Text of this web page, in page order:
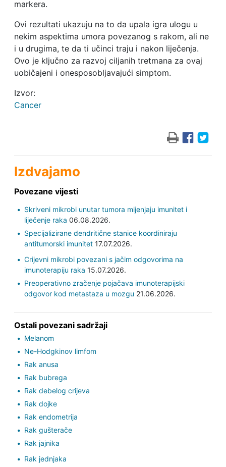
markera.
Ovi rezultati ukazuju na to da upala igra ulogu u
nekim aspektima umora povezanog s rakom, ali ne
i u drugima, te da ti učinci traju i nakon liječenja.
Ovo je ključno za razvoj ciljanih tretmana za ovaj
uobičajeni i onesposobljavajući simptom.
Izvor:
Cancer
Izdvajamo
Povezane vijesti
Skriveni mikrobi unutar tumora mijenjaju imunitet i
liječenje raka 06.08.2026.
Specijalizirane dendritične stanice koordiniraju
antitumorski imunitet17.07.2026.
Crijevni mikrobi povezani s jačim odgovorima na
imunoterapiju raka 15.07.2026.
Preoperativno zračenje pojačava imunoterapijski
odgovor kod metastaza u mozgu 21.06.2026.
Ostali povezani sadržaji
Melanom
Ne-Hodgkinov limfom
Rak anusa
Rak bubrega
Rak debelog crijeva
Rak dojke
Rak endometrija
Rak gušterače
Rak jajnika
Rak jednjaka